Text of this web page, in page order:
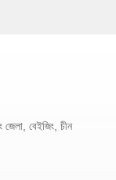
বেইজিং, চীন